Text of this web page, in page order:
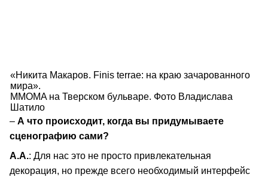
«Никита Макаров. Finis terrae: на краю зачарованного
мира».
MMOMA на Тверском бульваре. Фото Владислава
Шатило
– А что происходит, когда вы придумываете
сценографию сами?
А.А.: Для нас это не просто привлекательная
декорация, но прежде всего необходимый интерфейс